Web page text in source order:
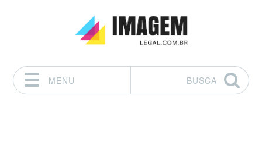
MENU
BUSCA